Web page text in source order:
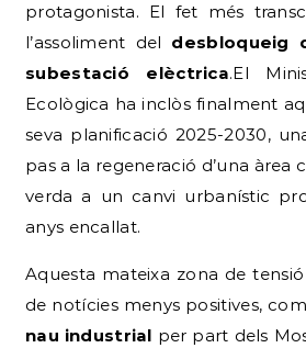
protagonista. El fet més
l’assoliment del desbloqueig
subestació elèctrica.El
Ecològica ha inclòs finalment
seva planificació 2025-2030,
pas a la regeneració d’una àrea
verda a un canvi urbanístic
anys encallat.
Aquesta mateixa zona de tensió
de notícies menys positives,
nau industrial per part dels